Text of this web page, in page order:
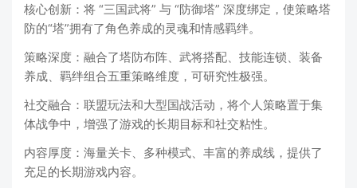
核心创新：将 “三国武将” 与 “防御塔” 深度绑定，使策略塔
防的“塔”拥有了角色养成的灵魂和情感羁绊。
策略深度：融合了塔防布阵、武将搭配、技能连锁、装备
养成、羁绊组合五重策略维度，可研究性极强。
社交融合：联盟玩法和大型国战活动，将个人策略置于集
体战争中，增强了游戏的长期目标和社交粘性。
内容厚度：海量关卡、多种模式、丰富的养成线，提供了
充足的长期游戏内容。